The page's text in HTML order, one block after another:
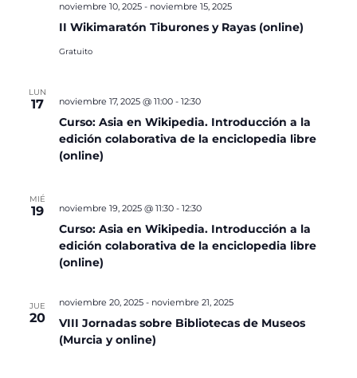
II Wikimaratón Tiburones y Rayas (online)
noviembre 10, 2025- noviembre 15, 2025
Gratuito
LUN
17
Curso: Asia en Wikipedia. Introducción a la
edición colaborativa de la enciclopedia libre
(online)
noviembre 17, 2025 @ 11:00- 12:30
MIÉ
19
Curso: Asia en Wikipedia. Introducción a la
edición colaborativa de la enciclopedia libre
(online)
noviembre 19, 2025 @ 11:30- 12:30
JUE
20
VIII Jornadas sobre Bibliotecas de Museos
(Murcia y online)
noviembre 20, 2025- noviembre 21, 2025